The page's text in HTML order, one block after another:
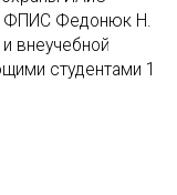
ФПИС Федонюк Н.
внеучебной
студентами 1